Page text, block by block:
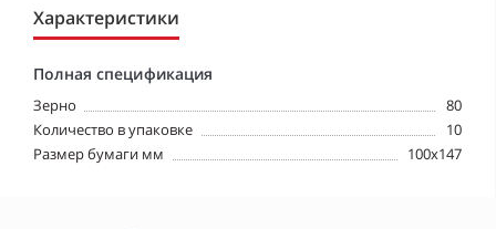
Характеристики
Полная спецификация
Зерно
80
Количество в упаковке
10
Размер бумаги мм
100x147